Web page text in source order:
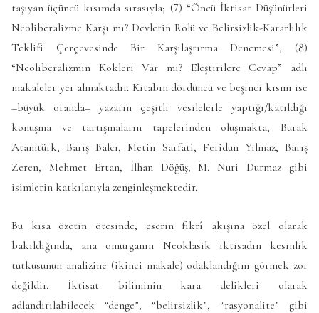
taşıyan üçüncü kısımda sırasıyla; (7) “Öncü İktisat Düşünürleri
Neoliberalizme Karşı mı? Devletin Rolü ve Belirsizlik-Kararlılık
Teklifi Çerçevesinde Bir Karşılaştırma Denemesi”, (8)
“Neoliberalizmin Kökleri Var mı? Eleştirilere Cevap” adlı
makaleler yer almaktadır. Kitabın dördüncü ve beşinci kısmı ise
–büyük oranda– yazarın çeşitli vesilelerle yaptığı/katıldığı
konuşma ve tartışmaların tapelerinden oluşmakta, Burak
Atamtürk, Barış Balcı, Metin Sarfati, Feridun Yılmaz, Barış
Zeren, Mehmet Ertan, İlhan Döğüş, M. Nuri Durmaz gibi
isimlerin katkılarıyla zenginleşmektedir.
Bu kısa özetin ötesinde, eserin fikrî akışına özel olarak
bakıldığında, ana omurganın Neoklasik iktisadın kesinlik
tutkusunun analizine (ikinci makale) odaklandığını görmek zor
değildir. İktisat biliminin kara delikleri olarak
adlandırılabilecek “denge”, “belirsizlik”, “rasyonalite” gibi